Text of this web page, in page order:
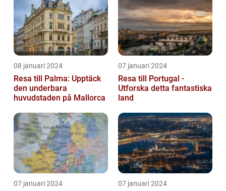
08 januari 2024
Resa till Palma: Upptäck
den underbara
huvudstaden på Mallorca
07 januari 2024
Resa till Portugal -
Utforska detta fantastiska
land
07 januari 2024 07 januari 2024